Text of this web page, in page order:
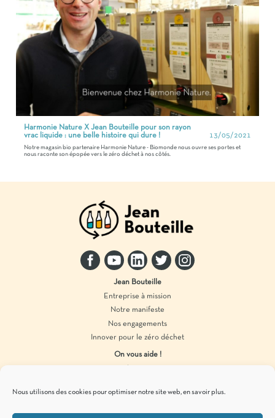
Nous utilisons des cookies pour optimiser notre site web, en savoir plus.
Harmonie Nature X Jean Bouteille pour son rayon
vrac liquide : une belle histoire qui dure !
13/05/2021
Notre magasin bio partenaire Harmonie Nature - Biomonde nous ouvre ses portes et
nous raconte son épopée vers le zéro déchet à nos côtés.
Jean Bouteille
Entreprise à mission
Notre manifeste
Nos engagements
Innover pour le zéro déchet
On vous aide !
Produits en vrac